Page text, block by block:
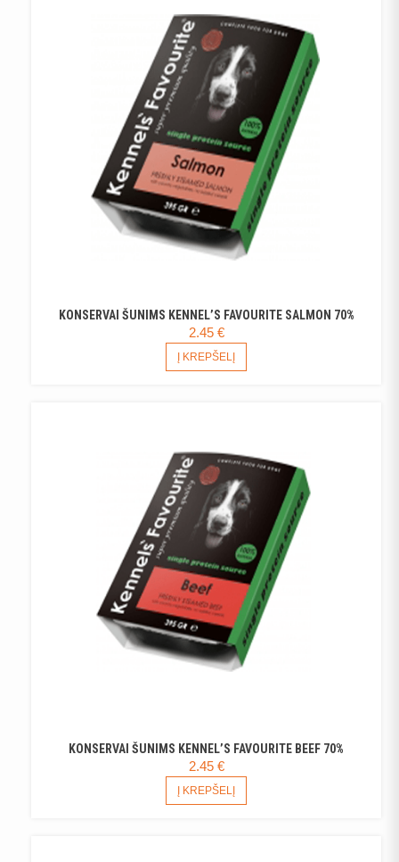
KONSERVAI ŠUNIMS KENNEL’S FAVOURITE SALMON 70%
2.45 €
Į KREPŠELĮ
KONSERVAI ŠUNIMS KENNEL’S FAVOURITE BEEF 70%
2.45 €
Į KREPŠELĮ